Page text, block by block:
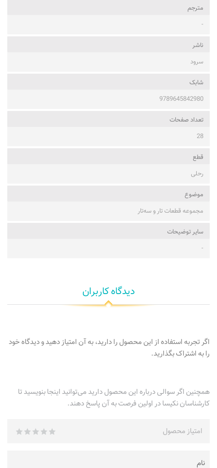
مترجم
-
ناشر
سرود
شابک
9789645842980
تعداد صفحات
28
قطع
رحلی
موضوع
مجموعه قطعات تار و سه‌تار
ساير توضيحات
-
دیدگاه کاربران
اگر تجربه استفاده از این محصول را دارید، به آن امتیاز دهید و دیدگاه خود
را به اشتراک بگذارید.
همچنین اگر سوالی درباره این محصول دارید می‌توانید اینجا بنویسید تا
کارشناسان نکیسا در اولین فرصت به آن پاسخ دهند.
امتیاز محصول